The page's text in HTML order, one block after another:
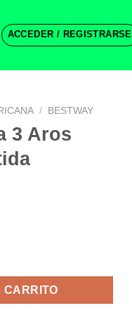
ACCEDER / REGISTRARSE
/ BESTWAY
3 Aros
Surtida cantidad
CARRITO